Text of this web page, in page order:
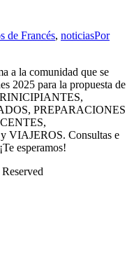
de Francés, noticiasPor
a la comunidad que se
2025 para la propuesta de
PREPARACIONES
Consultas e
esperamos!